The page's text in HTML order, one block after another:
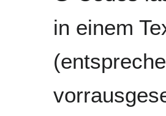
in einem